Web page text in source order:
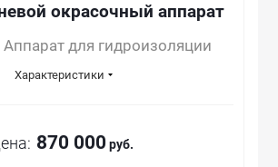
окрасочный аппарат
для гидроизоляции
Характеристики
870 000 руб.